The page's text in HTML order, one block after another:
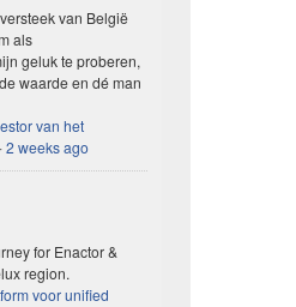
van België
als
geluk te proberen,
waarde en dé man
van het
·2 weeks ago
for Enactor &
region.
voor unified